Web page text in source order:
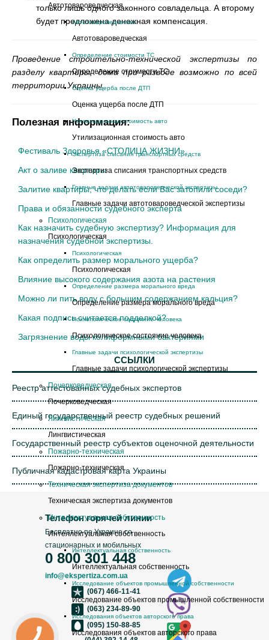
Автотовароведческая
Автотовароведческая
Автотовароведческая
Определение стоимости ТС
Определение стоимости ТС
Оценка ущерба после ДТП
Оценка ущерба после ДТП
Утилизационная стоимость авто
Утилизационная стоимость авто
Экспертиза списания транспортных средств
Экспертиза списания транспортных средств
Главные задачи автотовароведческой экспертизы
Главные задачи автотовароведческой экспертизы
Психологическая
Психологическая
Психологическая
Психологическая
Определение размера морального вреда
Определение размера морального вреда
Психологическое состояние человека
Психологическое состояние человека
Главные задачи психологической экспертизы
Главные задачи психологической экспертизы
Почерковедческая
Почерковедческая
Лингвистическая
Лингвистическая
Пожарно-техническая
Пожарно-техническая
Техническая экспертиза документов
Техническая экспертиза документов
Интеллектуальная собственность
Интеллектуальная собственность
Интеллектуальная собственность
Интеллектуальная собственность
Исследование объектов промышленной собственности
Исследование объектов промышленной собственности
Исследования объектов авторского права
Исследования объектов авторского права
только лишь одного законного совладельца. А второму
будет предложена денежная компенсация.
Проведение строительно-технической экспертизы по
разделу квартиры, дома при разводе возможно по всей
территории Украины.
Полезная информация:
Фестиваль Здоровья «СТОЛИЦА ЖИЗНИ»
Акт о заливе квартиры
Залитие квартиры, что делать если Вас затопили соседи?
Права и обязанности судебного эксперта
Как назначить судебную экспертизу? Информация для
назначения судебной экспертизы.
Как определить размер морального ущерба?
Влияние высокого содержания азота на растения
Можно ли пить воду с большим содержанием кальция?
Какая подпись считается подделкой?
Загрязнение воды колиформными бактериями
ССЫЛКИ
Реестр аттестованных судебных экспертов
Единый государственный реестр судебных решений
Государственный реестр субъектов оценочной деятельности
Публичная кадастровая карта Украины
Телефон горячей линии
Бесплатно по Украине со
стационарных и мобильных
0 800 301 448
info@ekspertiza.com.ua
(067) 466-11-41
(063) 234-89-90
(095) 150-88-85